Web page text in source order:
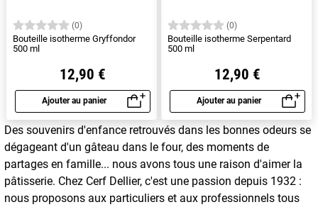
(0)
Bouteille isotherme Gryffondor
500 ml
12,90 €
Ajouter au panier
Aperçu rapide
(0)
Bouteille isotherme Serpentard
500 ml
12,90 €
Ajouter au panier
Aperçu rapide
Des souvenirs d'enfance retrouvés dans les bonnes odeurs se
dégageant d'un gâteau dans le four, des moments de
partages en famille... nous avons tous une raison d'aimer la
pâtisserie. Chez Cerf Dellier, c'est une passion depuis 1932 :
nous proposons aux particuliers et aux professionnels tous